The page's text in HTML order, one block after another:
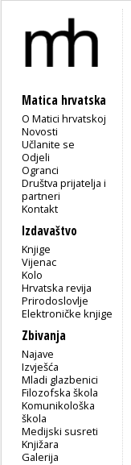
Matica hrvatska
O Matici hrvatskoj
Novosti
Učlanite se
Odjeli
Ogranci
Društva prijatelja i
partneri
Kontakt
Izdavaštvo
Knjige
Vijenac
Kolo
Hrvatska revija
Prirodoslovlje
Elektroničke knjige
Zbivanja
Najave
Izvješća
Mladi glazbenici
Filozofska škola
Komunikološka
škola
Medijski susreti
Knjižara
Galerija